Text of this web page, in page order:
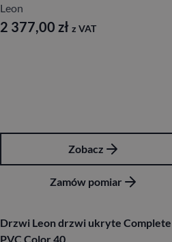
Leon
2 377,00 zł z VAT
Zobacz
Zamów pomiar
Drzwi Leon drzwi ukryte Complete
PVC Color 40